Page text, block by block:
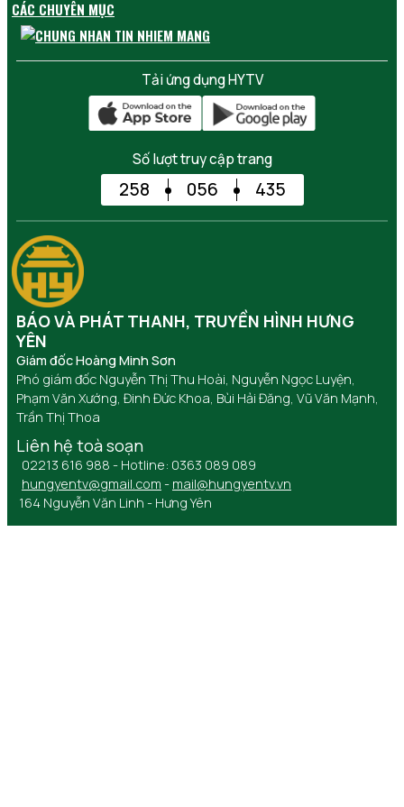
CÁC CHUYÊN MỤC
Tải ứng dụng HYTV
Số lượt truy cập trang
258 056 435
BÁO VÀ PHÁT THANH, TRUYỀN HÌNH HƯNG
YÊN
Giám đốc Hoàng Minh Sơn
Phó giám đốc Nguyễn Thị Thu Hoài, Nguyễn Ngọc Luyện,
Phạm Văn Xướng, Đinh Đức Khoa, Bùi Hải Đăng, Vũ Văn Mạnh,
Trần Thị Thoa
Liên hệ toà soạn
02213 616 988 - Hotline: 0363 089 089
hungyentv@gmail.com - mail@hungyentv.vn
164 Nguyễn Văn Linh - Hưng Yên